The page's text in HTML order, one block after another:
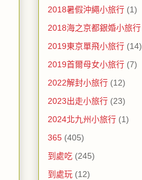
2018暑假沖繩小旅行 (1)
2018海之京都銀婚小旅行
2019東京單飛小旅行 (14)
2019首爾母女小旅行 (7)
2022解封小旅行 (12)
2023出走小旅行 (23)
2024北九州小旅行 (1)
365 (405)
到處吃 (245)
到處玩 (12)